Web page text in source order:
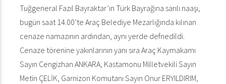
Tuğgeneral Fazıl Bayraktar’ın Türk Bayrağına sarılı naaşı,
bugün saat 14.00’te Araç Belediye Mezarlığında kılınan
cenaze namazının ardından, aynı yerde defnedildi.
Cenaze törenine yakınlarının yanı sıra Araç Kaymakamı
Sayın Cengizhan ANKARA, Kastamonu Milletvekili Sayın
Metin ÇELİK, Garnizon Komutanı Sayın Onur ERYILDIRIM,